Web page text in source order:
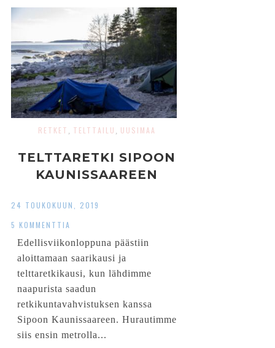
RETKET TELTTAILU UUSIMAA
TELTTARETKI SIPOON
KAUNISSAAREEN
24 TOUKOKUUN, 2019
5 KOMMENTTIA
Edellisviikonloppuna päästiin
aloittamaan saarikausi ja
telttaretkikausi, kun lähdimme
naapurista saadun
retkikuntavahvistuksen kanssa
Sipoon Kaunissaareen. Hurautimme
siis ensin metrolla...